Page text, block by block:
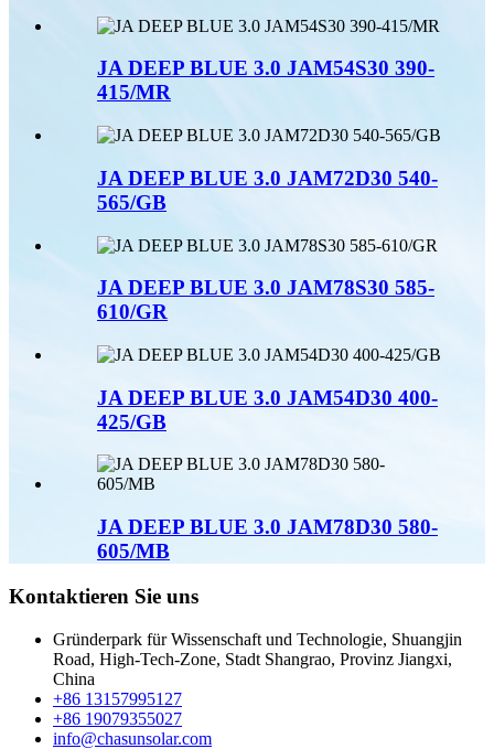
JA DEEP BLUE 3.0 JAM54S30 390-
415/MR
JA DEEP BLUE 3.0 JAM72D30 540-
565/GB
JA DEEP BLUE 3.0 JAM78S30 585-
610/GR
JA DEEP BLUE 3.0 JAM54D30 400-
425/GB
JA DEEP BLUE 3.0 JAM78D30 580-
605/MB
Kontaktieren Sie uns
Gründerpark für Wissenschaft und Technologie, Shuangjin
Road, High-Tech-Zone, Stadt Shangrao, Provinz Jiangxi,
China
+86 13157995127
+86 19079355027
info@chasunsolar.com